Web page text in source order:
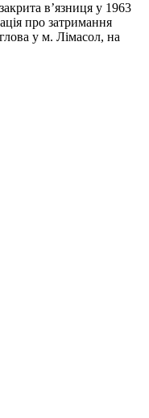
в’язниця у 1963
про затримання
у м. Лімасол, на